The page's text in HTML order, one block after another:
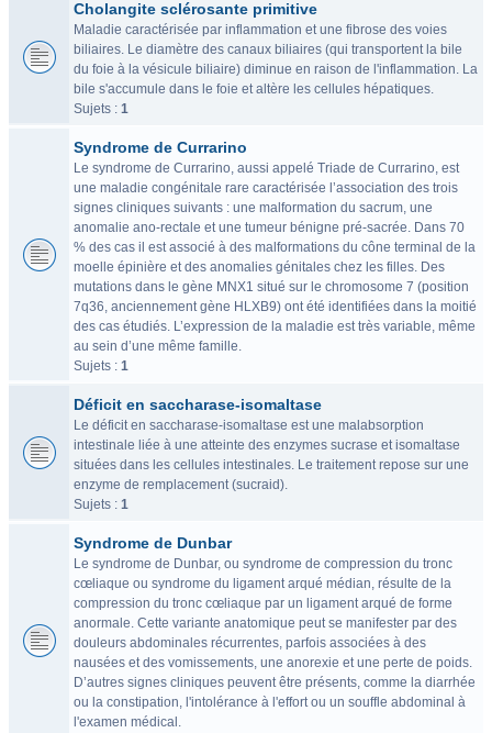
Cholangite sclérosante primitive
Maladie caractérisée par inflammation et une fibrose des voies
biliaires. Le diamètre des canaux biliaires (qui transportent la bile
du foie à la vésicule biliaire) diminue en raison de l'inflammation. La
bile s'accumule dans le foie et altère les cellules hépatiques.
Sujets : 1
Syndrome de Currarino
Le syndrome de Currarino, aussi appelé Triade de Currarino, est
une maladie congénitale rare caractérisée l’association des trois
signes cliniques suivants : une malformation du sacrum, une
anomalie ano-rectale et une tumeur bénigne pré-sacrée. Dans 70
% des cas il est associé à des malformations du cône terminal de la
moelle épinière et des anomalies génitales chez les filles. Des
mutations dans le gène MNX1 situé sur le chromosome 7 (position
7q36, anciennement gène HLXB9) ont été identifiées dans la moitié
des cas étudiés. L’expression de la maladie est très variable, même
au sein d’une même famille.
Sujets : 1
Déficit en saccharase-isomaltase
Le déficit en saccharase-isomaltase est une malabsorption
intestinale liée à une atteinte des enzymes sucrase et isomaltase
situées dans les cellules intestinales. Le traitement repose sur une
enzyme de remplacement (sucraid).
Sujets : 1
Syndrome de Dunbar
Le syndrome de Dunbar, ou syndrome de compression du tronc
cœliaque ou syndrome du ligament arqué médian, résulte de la
compression du tronc cœliaque par un ligament arqué de forme
anormale. Cette variante anatomique peut se manifester par des
douleurs abdominales récurrentes, parfois associées à des
nausées et des vomissements, une anorexie et une perte de poids.
D’autres signes cliniques peuvent être présents, comme la diarrhée
ou la constipation, l'intolérance à l'effort ou un souffle abdominal à
l'examen médical.